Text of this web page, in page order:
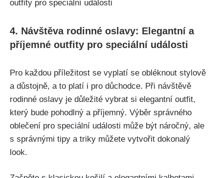
4. ‌Návštěva rodinné oslavy: Elegantní a
⁣příjemné outfity pro speciální události
Pro každou⁣ příležitost‌ se ⁤vyplatí se obléknout stylově
a důstojně, a ⁣to platí​ i pro důchodce. Při návštěvě
rodinné oslavy je důležité vybrat si elegantní outfit,‍
který bude ⁤pohodlný a‍ příjemný. Výběr‍ správného​
oblečení pro speciální události může být náročný, ale ​
s správnými tipy a triky můžete⁣ vytvořit dokonalý
look.